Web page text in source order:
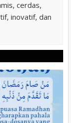
cerdas,
inovatif, dan